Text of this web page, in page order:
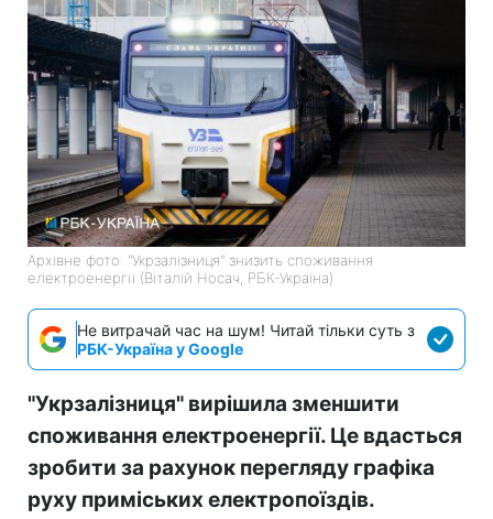
Архівне фото: "Укрзалізниця" знизить споживання
електроенергії (Віталій Носач, РБК-Україна)
Не витрачай час на шум! Читай тільки суть з
РБК-Україна у Google
"Укрзалізниця" вирішила зменшити
споживання електроенергії. Це вдасться
зробити за рахунок перегляду графіка
руху приміських електропоїздів.